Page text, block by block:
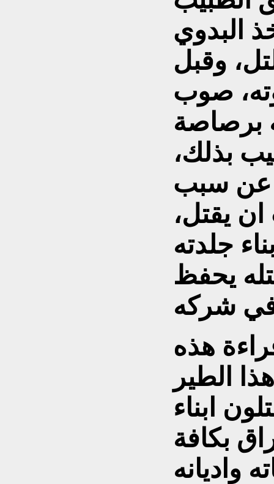
البدوي
وقبل
صوب
برصاصة
بذلك،
عن سبب
يقتل،
جلدته
يحفظ
هذه
الطير
ابناء
بكافة
واديانه